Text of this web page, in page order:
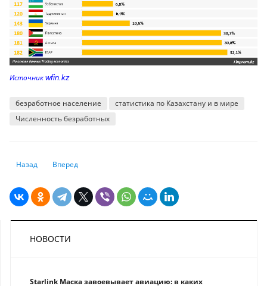
Источник wfin.kz
безработное население
статистика по Казахстану и в мире
Численность безработных
Предыдущий: В Казахстане растёт спрос на доллары
Назад Следующий: Организованная преступность: как обстоят
Вперед
НОВОСТИ
Starlink Маска завоевывает авиацию: в каких